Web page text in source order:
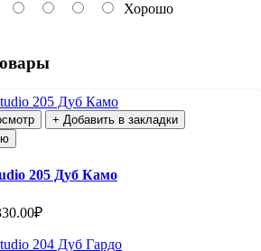
Хорошо
+ Добавить в закладки
205 Дуб Камо